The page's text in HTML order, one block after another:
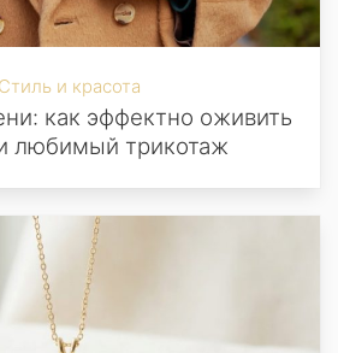
Стиль и красота
как эффектно оживить
любимый трикотаж